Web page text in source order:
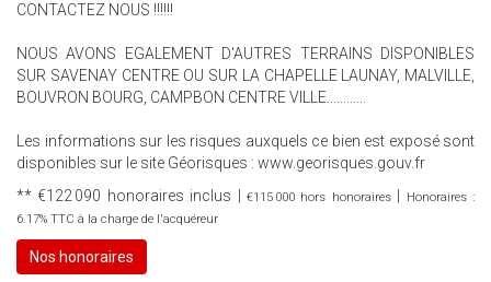
CONTACTEZ NOUS !!!!!!
NOUS AVONS EGALEMENT D'AUTRES TERRAINS DISPONIBLES
SUR SAVENAY CENTRE OU SUR LA CHAPELLE LAUNAY, MALVILLE,
BOUVRON BOURG, CAMPBON CENTRE VILLE............
Les informations sur les risques auxquels ce bien est exposé sont
disponibles sur le site Géorisques : www.georisques.gouv.fr
** €122 090 honoraires inclus |€115 000 hors honoraires|
Honoraires :
6.17% TTC à la charge de l'acquéreur
Nos honoraires